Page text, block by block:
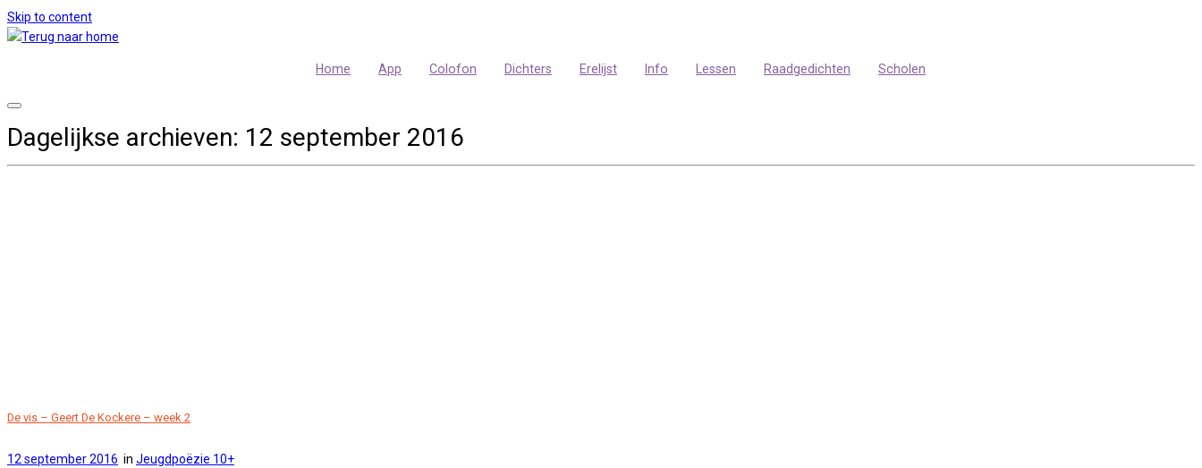
Skip to content
Home App Colofon Dichters Erelijst Info Lessen Raadgedichten Scholen
Dagelijkse archieven: 12 september 2016
De vis – Geert De Kockere – week 2
12 september 2016 in Jeugdpoëzie 10+